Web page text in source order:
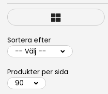
Sortera efter
Produkter per sida